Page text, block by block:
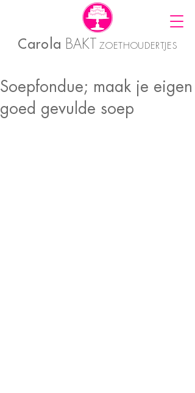
Carola BAKT ZOETHOUDERTJES
Soepfondue; maak je eigen
goed gevulde soep